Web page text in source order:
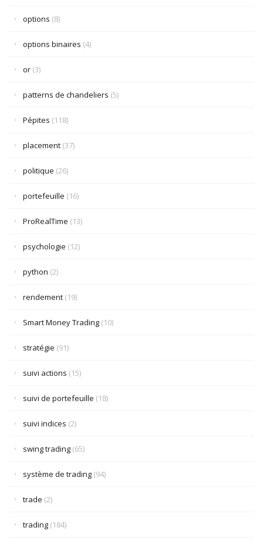
options (8)
options binaires (4)
or (3)
patterns de chandeliers (5)
Pépites (118)
placement (37)
politique (26)
portefeuille (16)
ProRealTime (13)
psychologie (12)
python (2)
rendement (19)
Smart Money Trading (10)
stratégie (91)
suivi actions (15)
suivi de portefeuille (18)
suivi indices (2)
swing trading (65)
système de trading (94)
trade (2)
trading (184)